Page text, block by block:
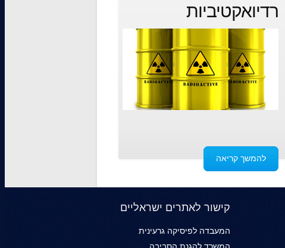
רדיואקטיביות
להמשך קריאה
קישור לאתרים ישראליים
המעבדה לפיסיקה גרעינית